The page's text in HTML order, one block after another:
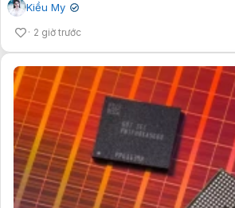
Kiều My ✔
2 giờ trước